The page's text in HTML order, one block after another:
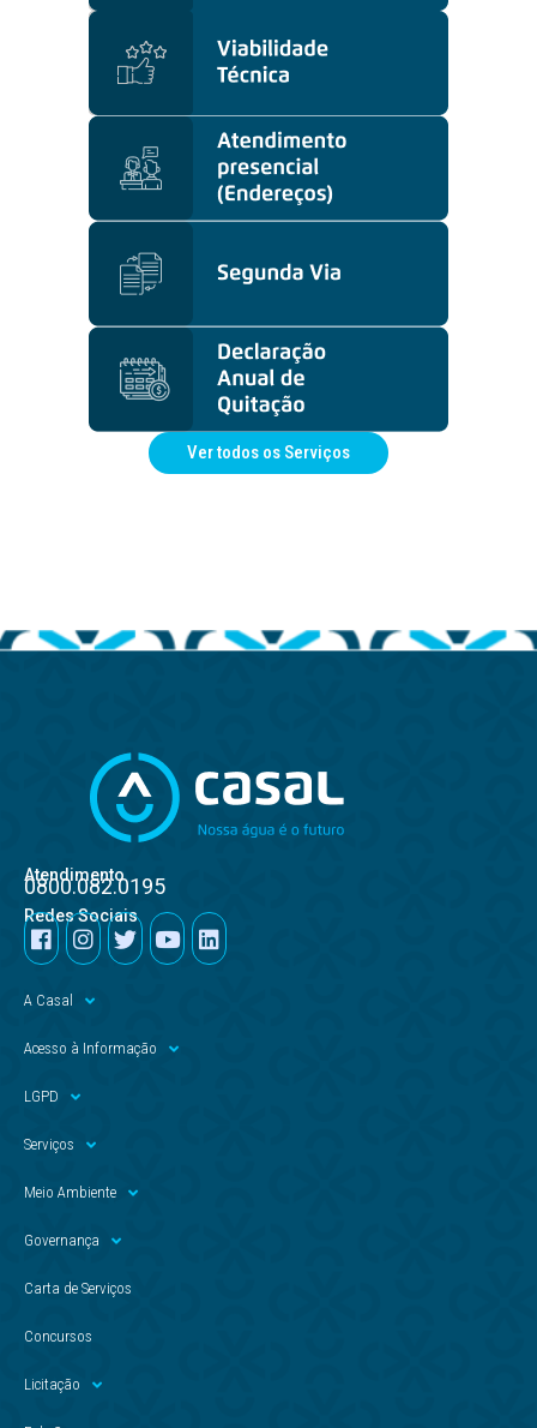
Ver todos os Serviços
Atendimento
0800.082.0195
Redes Sociais
A Casal
Acesso à Informação
LGPD
Serviços
Meio Ambiente
Governança
Carta de Serviços
Concursos
Licitação